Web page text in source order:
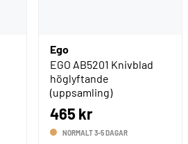
Ego
EGO AB5201 Knivblad
höglyftande
(uppsamling)
465 kr
NORMALT 3-5 DAGAR